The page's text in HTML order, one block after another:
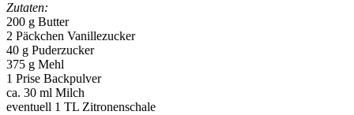
Zutaten:
200 g Butter
2 Päckchen Vanillezucker
40 g Puderzucker
375 g Mehl
1 Prise Backpulver
ca. 30 ml Milch
eventuell 1 TL Zitronenschale